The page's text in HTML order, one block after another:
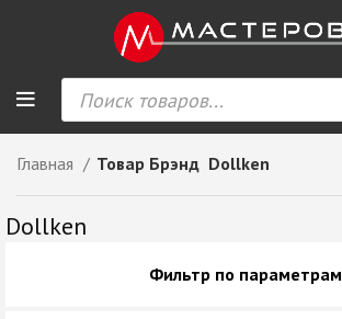
Главная Товар Брэнд Dollken
Dollken
Фильтр по параметрам